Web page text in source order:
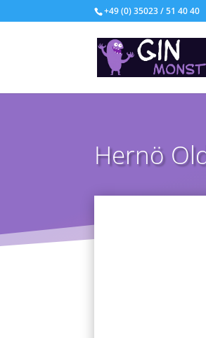
+49 (0) 35023 / 51 40 40
Hernö